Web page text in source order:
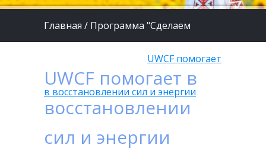
Главная / Программа "Сделаем
UWCF помогает
в восстановлении сил и энергии
UWCF помогает в
восстановлении
сил и энергии